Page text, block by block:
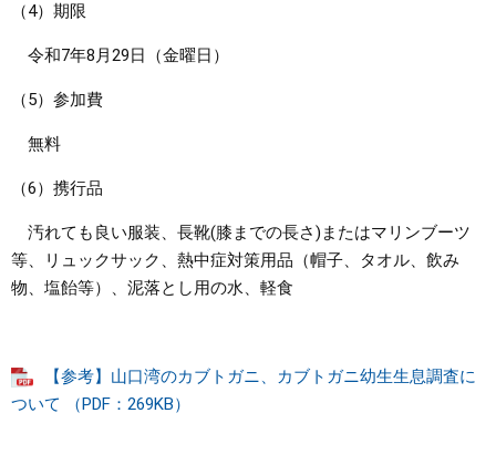
（4）期限
令和7年8月29日（金曜日）
（5）参加費
無料
（6）携行品
汚れても良い服装、長靴(膝までの長さ)またはマリンブーツ
等、リュックサック、熱中症対策用品（帽子、タオル、飲み
物、塩飴等）、泥落とし用の水、軽食
【参考】山口湾のカブトガニ、カブトガニ幼生生息調査に
ついて （PDF：269KB）